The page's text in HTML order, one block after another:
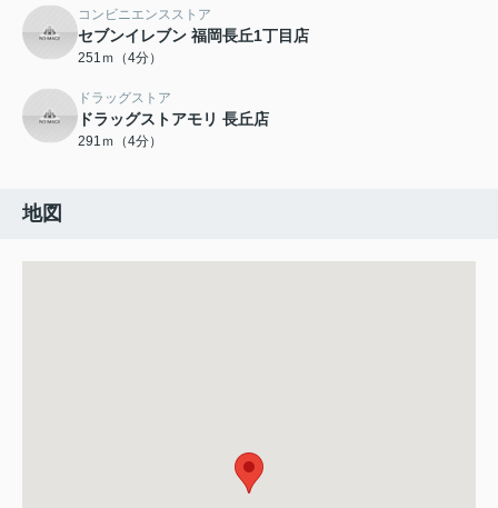
コンビニエンスストア
セブンイレブン 福岡長丘1丁目店
251ｍ（4分）
ドラッグストア
ドラッグストアモリ 長丘店
291ｍ（4分）
地図